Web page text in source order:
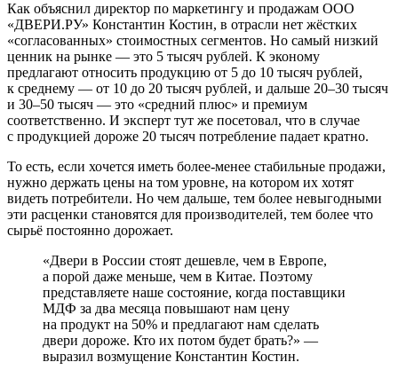
Как объяснил директор по маркетингу и продажам ООО
«ДВЕРИ.РУ» Константин Костин, в отрасли нет жёстких
«согласованных» стоимостных сегментов. Но самый низкий
ценник на рынке — это 5 тысяч руб­лей. К эконому
предлагают относить продукцию от 5 до 10 тысяч руб­лей,
к среднему — от 10 до 20 тысяч руб­лей, и дальше 20–30 тысяч
и 30–50 тысяч — это «средний плюс» и премиум
соответственно. И эксперт тут же посетовал, что в случае
с продукцией дороже 20 тысяч потребление падает кратно.
То есть, если хочется иметь более-­менее стабильные продажи,
нужно держать цены на том уровне, на котором их хотят
видеть потребители. Но чем дальше, тем более невыгодными
эти расценки становятся для производителей, тем более что
сырьё постоянно дорожает.
«Двери в России стоят дешевле, чем в Европе,
а порой даже меньше, чем в Китае. Поэтому
представляете наше состояние, когда поставщики
МДФ за два месяца повышают нам цену
на продукт на 50% и предлагают нам сделать
двери дороже. Кто их потом будет брать?» —
выразил возмущение Константин Костин.